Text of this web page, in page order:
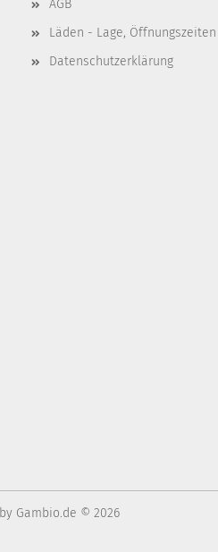
AGB
Läden - Lage, Öffnungszeiten
Datenschutzerklärung
by Gambio.de © 2026